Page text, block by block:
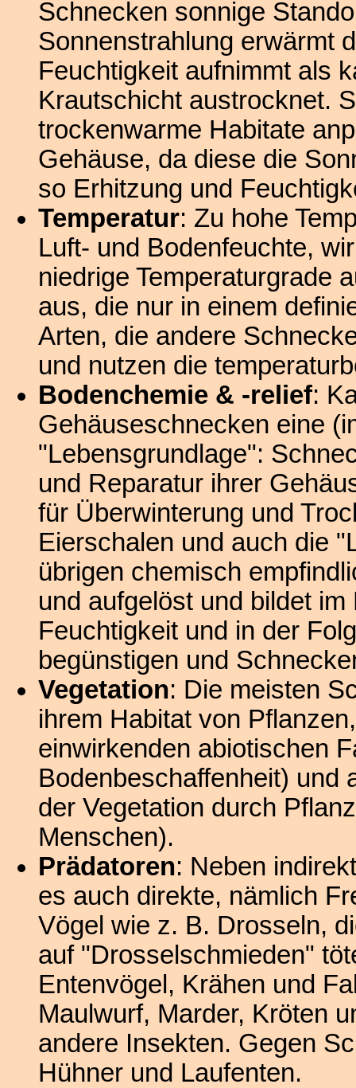
Schnecken sonnige
Sonnenstrahlung erwärmt
Feuchtigkeit aufnimmt als
Krautschicht austrocknet.
trockenwarme Habitate
Gehäuse, da diese die
so Erhitzung und
Temperatur: Zu hohe
Luft- und Bodenfeuchte,
niedrige Temperaturgrade
aus, die nur in einem
Arten, die andere
und nutzen die
Bodenchemie & -relief:
Gehäuseschnecken eine
"Lebensgrundlage":
und Reparatur ihrer
für Überwinterung und
Eierschalen und auch die
übrigen chemisch
und aufgelöst und bildet
Feuchtigkeit und in der
begünstigen und
Vegetation: Die meisten
ihrem Habitat von
einwirkenden abiotischen
Bodenbeschaffenheit) und
der Vegetation durch
Menschen).
Prädatoren: Neben
es auch direkte, nämlich
Vögel wie z. B. Drosseln,
auf "Drosselschmieden"
Entenvögel, Krähen und
Maulwurf, Marder, Kröten
andere Insekten. Gegen
Hühner und Laufenten.